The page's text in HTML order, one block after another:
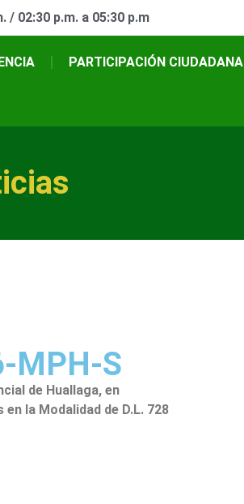
/ 02:30 p.m. a 05:30 p.m
PARTICIPACIÓN CIUDADANA
MPH-S
de Huallaga, en
la Modalidad de D.L. 728